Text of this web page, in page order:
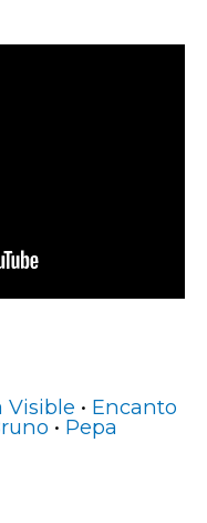
Visible • Encanto
• Pepa